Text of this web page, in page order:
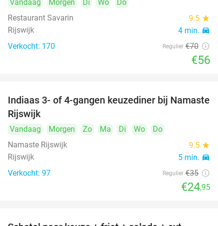
Vandaag Morgen Di Wo
Do
Restaurant Savarin
9.5 star
Rijswijk 4 min. directions_car
Verkocht: 170 Regulier €70
€56
29%
Indiaas 3- of 4-gangen keuzediner bij Namaste
Rijswijk
Vandaag Morgen Zo Ma Di Wo
Do
Namaste Rijswijk
9.5 star
Rijswijk 5 min. directions_car
Verkocht: 97 Regulier €35
€24,95